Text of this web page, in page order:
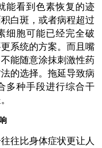
能看到色素恢复的迹
白斑，或者病程超过
细胞可能已经完全破
系统的方案。而且嘴
能随意涂抹刺激性药
的选择。拖延导致病
多种手段进行综合干
往比身体症状更让人